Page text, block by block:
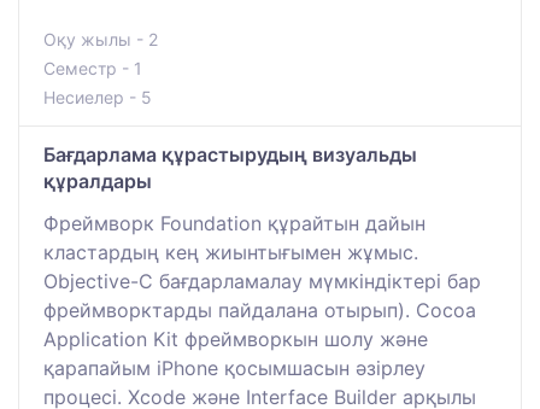
Оқу жылы - 2
Семестр - 1
Несиелер - 5
Бағдарлама құрастырудың визуальды
құралдары
Фреймворк Foundation құрайтын дайын
кластардың кең жиынтығымен жұмыс.
Objective-C бағдарламалау мүмкіндіктері бар
фреймворктарды пайдалана отырып). Cocoa
Application Kit фреймворкын шолу және
қарапайым iPhone қосымшасын әзірлеу
процесі. Xcode және Interface Builder арқылы